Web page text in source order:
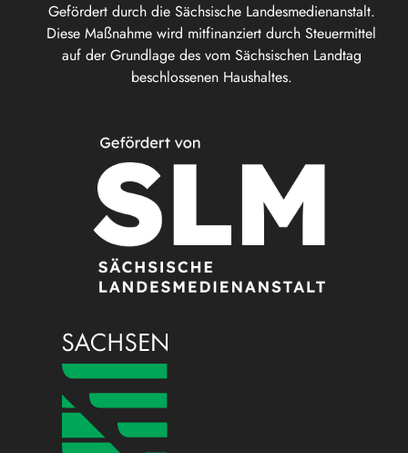
Gefördert durch die Sächsische Landesmedienanstalt.
Diese Maßnahme wird mitfinanziert durch Steuermittel
auf der Grundlage des vom Sächsischen Landtag
beschlossenen Haushaltes.